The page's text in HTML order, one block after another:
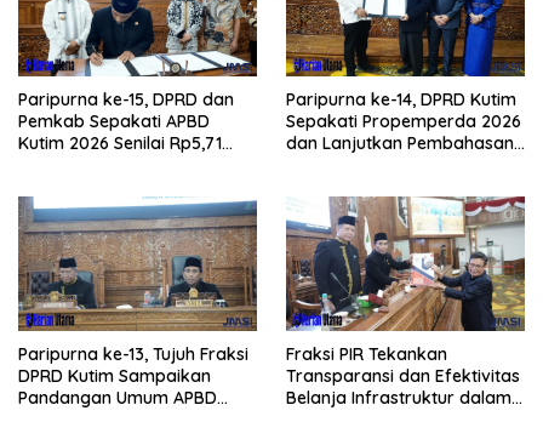
Paripurna ke-15, DPRD dan
Pemkab Sepakati APBD
Kutim 2026 Senilai Rp5,71
Paripurna ke-14, DPRD Kutim
Sepakati Propemperda 2026
dan Lanjutkan Pembahasan
Paripurna ke-13, Tujuh Fraksi
DPRD Kutim Sampaikan
Pandangan Umum APBD
Fraksi PIR Tekankan
Transparansi dan Efektivitas
Belanja Infrastruktur dalam